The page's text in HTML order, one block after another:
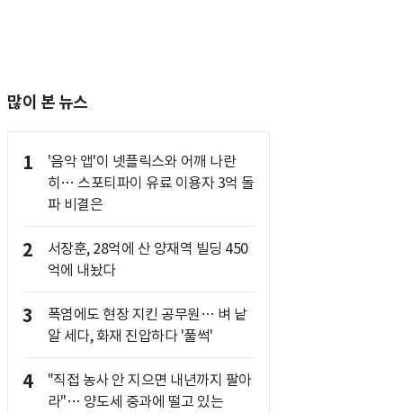
많이 본 뉴스
1
'음악 앱'이 넷플릭스와 어깨 나란
히… 스포티파이 유료 이용자 3억 돌
파 비결은
2
서장훈, 28억에 산 양재역 빌딩 450
억에 내놨다
3
폭염에도 현장 지킨 공무원… 벼 낱
알 세다, 화재 진압하다 '풀썩'
4
"직접 농사 안 지으면 내년까지 팔아
라"… 양도세 중과에 떨고 있는